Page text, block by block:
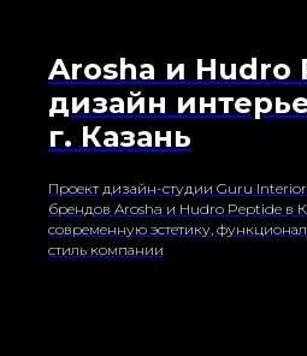
Arosha и
дизайн
г. Казань
Проект дизайн-студии Guru
брендов Arosha и Hudro Peptide в
современную эстетику,
стиль компании